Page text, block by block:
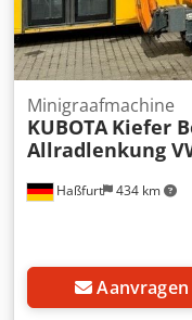
Haßfurt 434 km
Minigraafmachine
KUBOTA Kiefer
Allradlenkung
Aanvragen